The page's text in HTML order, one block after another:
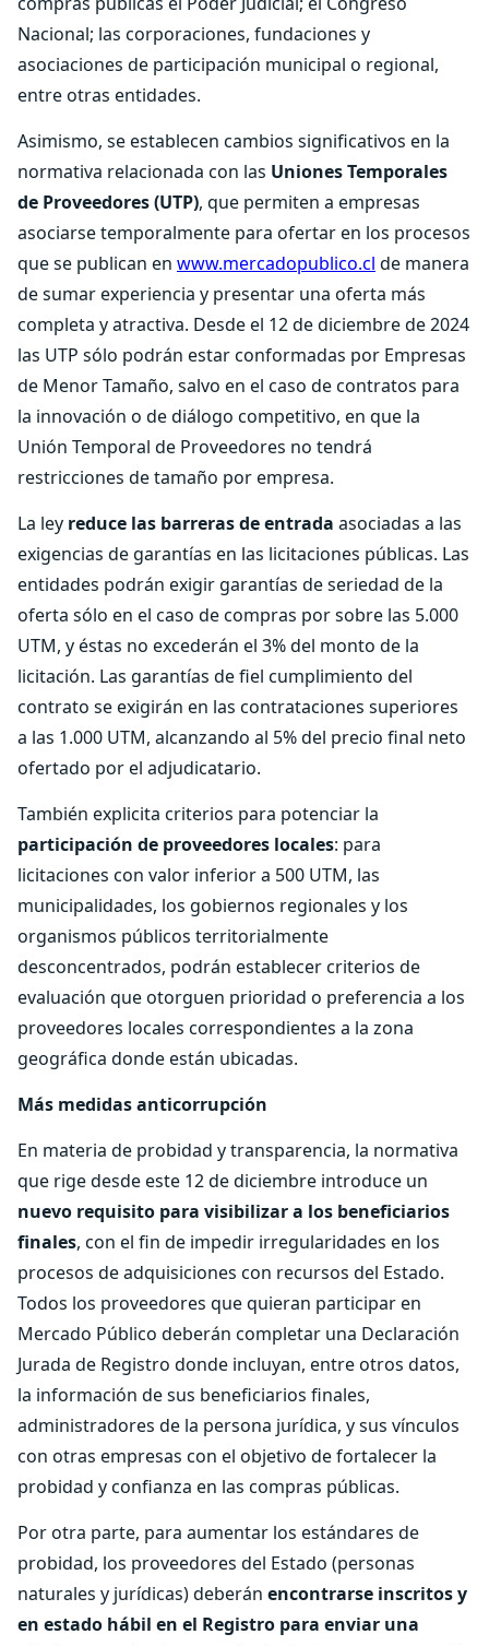
Nacional; las corporaciones, fundaciones y
asociaciones de participación municipal o regional,
entre otras entidades.
Asimismo, se establecen cambios significativos en la
normativa relacionada con las Uniones Temporales
de Proveedores (UTP), que permiten a empresas
asociarse temporalmente para ofertar en los procesos
que se publican en www.mercadopublico.cl de manera
de sumar experiencia y presentar una oferta más
completa y atractiva. Desde el 12 de diciembre de 2024
las UTP sólo podrán estar conformadas por Empresas
de Menor Tamaño, salvo en el caso de contratos para
la innovación o de diálogo competitivo, en que la
Unión Temporal de Proveedores no tendrá
restricciones de tamaño por empresa.
La ley reduce las barreras de entrada asociadas a las
exigencias de garantías en las licitaciones públicas. Las
entidades podrán exigir garantías de seriedad de la
oferta sólo en el caso de compras por sobre las 5.000
UTM, y éstas no excederán el 3% del monto de la
licitación. Las garantías de fiel cumplimiento del
contrato se exigirán en las contrataciones superiores
a las 1.000 UTM, alcanzando al 5% del precio final neto
ofertado por el adjudicatario.
También explicita criterios para potenciar la
participación de proveedores locales: para
licitaciones con valor inferior a 500 UTM, las
municipalidades, los gobiernos regionales y los
organismos públicos territorialmente
desconcentrados, podrán establecer criterios de
evaluación que otorguen prioridad o preferencia a los
proveedores locales correspondientes a la zona
geográfica donde están ubicadas.
Más medidas anticorrupción
En materia de probidad y transparencia, la normativa
que rige desde este 12 de diciembre introduce un
nuevo requisito para visibilizar a los beneficiarios
finales, con el fin de impedir irregularidades en los
procesos de adquisiciones con recursos del Estado.
Todos los proveedores que quieran participar en
Mercado Público deberán completar una Declaración
Jurada de Registro donde incluyan, entre otros datos,
la información de sus beneficiarios finales,
administradores de la persona jurídica, y sus vínculos
con otras empresas con el objetivo de fortalecer la
probidad y confianza en las compras públicas.
Por otra parte, para aumentar los estándares de
probidad, los proveedores del Estado (personas
naturales y jurídicas) deberán encontrarse inscritos y
en estado hábil en el Registro para enviar una